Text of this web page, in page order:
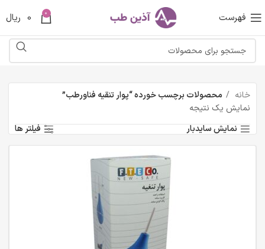
فهرست 0
0 ریال
خانه
محصولات برچسب خورده “پوار تنقیه فناورطب”
نمایش یک نتیجه
نمایش سایدبار
فیلتر ها